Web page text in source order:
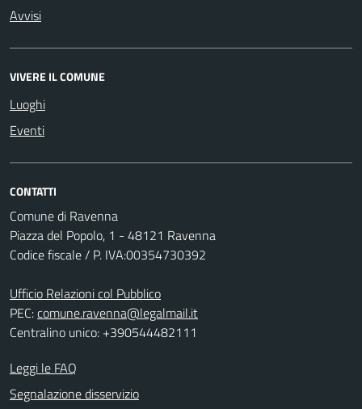
Avvisi
VIVERE IL COMUNE
Luoghi
Eventi
CONTATTI
Comune di Ravenna
Piazza del Popolo, 1 - 48121 Ravenna
Codice fiscale / P. IVA:00354730392
Ufficio Relazioni col Pubblico
PEC:comune.ravenna@legalmail.it
Centralino unico: +390544482111
Leggi le FAQ
Segnalazione disservizio